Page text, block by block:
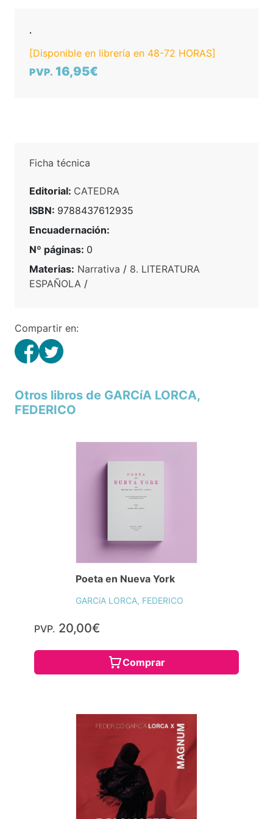
.
[Disponible en librería en 48-72 HORAS]
PVP. 16,95€
Ficha técnica
Editorial: CATEDRA
ISBN: 9788437612935
Encuadernación:
Nº páginas: 0
Materias: Narrativa / 8. LITERATURA
ESPAÑOLA /
Compartir en:
Otros libros de GARCíA LORCA,
FEDERICO
Poeta en Nueva York
GARCíA LORCA, FEDERICO
PVP. 20,00€
Comprar